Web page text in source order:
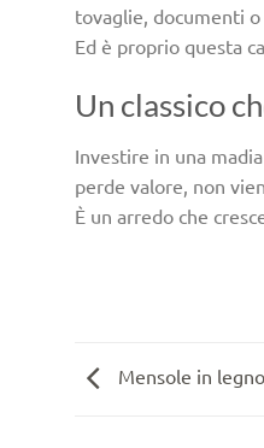
tovaglie, documenti
Ed è proprio questa
Un classico
Investire in una
perde valore, non
È un arredo che
Mensole in